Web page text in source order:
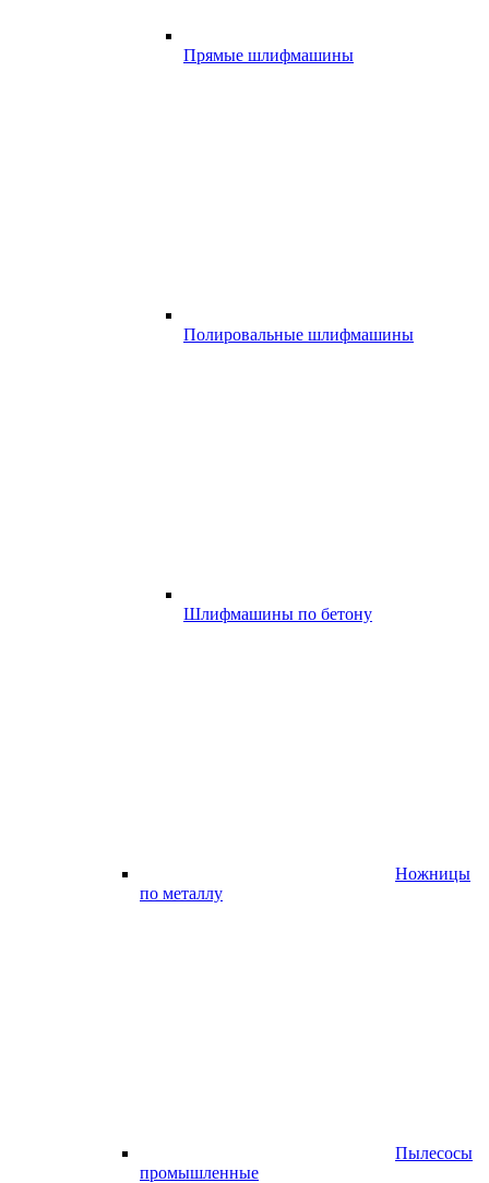
Прямые шлифмашины
Полировальные шлифмашины
Шлифмашины по бетону
Ножницы
по металлу
Пылесосы
промышленные